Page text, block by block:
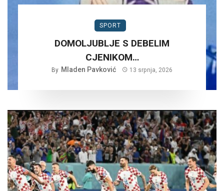
SPORT
DOMOLJUBLJE S DEBELIM
CJENIKOM…
By Mladen Pavković 13 srpnja, 2026